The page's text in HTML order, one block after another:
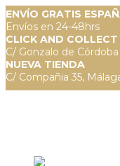
ENVÍO GRATIS
Envíos en 24-48hrs
CLICK AND COLLECT
C/ Gonzalo de
NUEVA TIENDA
C/ Compañia 35,